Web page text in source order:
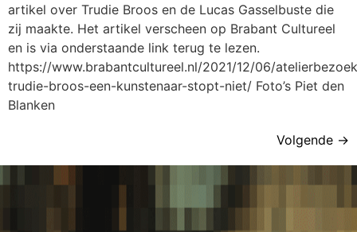
artikel over Trudie Broos en de Lucas Gasselbuste die
zij maakte. Het artikel verscheen op Brabant Cultureel
en is via onderstaande link terug te lezen.
https://www.brabantcultureel.nl/2021/12/06/
trudie-broos-een-kunstenaar-stopt-niet/ Foto’s Piet den
Blanken
Volgende →